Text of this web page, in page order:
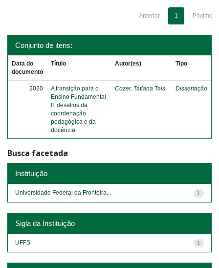
Anterior 1 Póximo
Conjunto de itens:
Data do
documento
Título Autor(es) Tipo
2020
A transição para o
Ensino Fundamental
II: desafios da
coordenação
pedagógica e da
docência
Cozer, Tatiana Tais Dissertação
Busca facetada
Instituição
1
Universidade Federal da Fronteira...
Sigla da Instituição
1
UFFS